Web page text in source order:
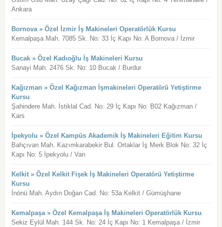
Ankara
Bornova » Özel İzmir İş Makineleri Operatörlük Kursu
Kemalpaşa Mah. 7085 Sk. No: 33 İç Kapı No: A Bornova / İzmir
Bucak » Özel Kadıoğlu İş Makineleri Kursu
Sanayi Mah. 2476 Sk. No: 10 Bucak / Burdur
Kağızman » Özel Kağızman İşmakineleri Operatörü Yetiştirme
Kursu
Şahindere Mah. İstiklal Cad. No: 29 İç Kapı No: B02 Kağızman /
Kars
İpekyolu » Özel Kampüs Akademik İş Makineleri Eğitim Kursu
Bahçıvan Mah. Kazımkarabekir Bul. Ortaklar İş Merk Blok No: 32 İç
Kapı No: 5 İpekyolu / Van
Kelkit » Özel Kelkit Fişek İş Makineleri Operatörü Yetiştirme
Kursu
İnönü Mah. Aydın Doğan Cad. No: 53a Kelkit / Gümüşhane
Kemalpaşa » Özel Kemalpaşa İş Makineleri Operatörlük Kursu
Sekiz Eylül Mah. 144 Sk. No: 24 İç Kapı No: 1 Kemalpaşa / İzmir